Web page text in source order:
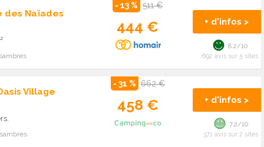
des Naïades
- 13 % 511 €
444 € + d'infos >
8.2/10
692 avis sur 5 sites
Village
- 31 % 662 €
458 € + d'infos >
7.2/10
371 avis sur 2 sites